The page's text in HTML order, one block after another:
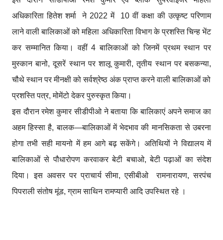
अधिकारिता हितेश शर्मा ने 2022 में 10 वीं कक्षा की उत्कृष्ट परिणाम
लाने वाली बालिकाओं को महिला अधिकारिता विभाग के प्रशस्ति चिन्ह भेंट
कर सम्मानित किया। वहीं 4 बालिकाओं को जिनमें प्रथम स्थान पर
मुस्कान बानो, दूसरें स्थान पर शालू कुमारी, तृतीय स्थान पर बसकन्या,
चौथे स्थान पर मीनक्षी को सर्वश्रेष्ठ अंक प्राप्त करने वाली बालिकाओं को
प्रशस्ति पत्र, मोमेंटो देकर पुरुस्कृत किया।
इस दौरान रमेश कुमार सीडीपीओ ने बताया कि बालिकाएं अपने समाज का
अहम हिस्सा है, बालक—बालिकाओं में भेदभाव की मानसिकता से उबरना
होगा तभी सही मायनो में हम आगे बढ़ सकेंगे। अतिथियों ने विद्यालय में
बालिकाओं से पौधारोपण करवाकर बेटी बचाओ, बेटी पढ़ाओं का संदेश
दिया। इस अवसर पर प्राचार्य सीमा, एसीबीओ रामनारायण, सरपंच
पिपराली संतोष मूंड, ग्राम साथिन रामप्यारी आदि उपस्थित रहे ।